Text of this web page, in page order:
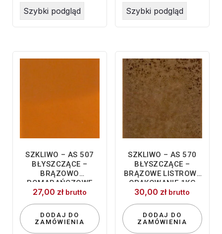
Szybki podgląd Szybki podgląd
SZKLIWO – AS 507
BŁYSZCZĄCE –
BRĄZOWO
POMARAŃCZOWE
27,00 zł brutto
DODAJ DO
ZAMÓWIENIA
SZKLIWO – AS 570
BŁYSZCZĄCE –
BRĄZOWE LISTROWE
OPAKOWANIE 1KG
30,00 zł brutto
DODAJ DO
ZAMÓWIENIA